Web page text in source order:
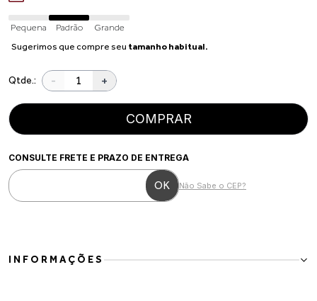
Pequena Padrão
Grande
Sugerimos que compre seu tamanho habitual.
Qtde.: - +
COMPRAR
CONSULTE FRETE E PRAZO DE ENTREGA
Não Sabe o CEP?
INFORMAÇÕES